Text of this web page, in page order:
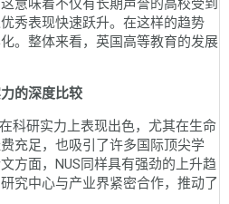
意味着不仅有长期声誉的高校受到
秀表现快速跃升。在这样的趋势
。整体来看，英国高等教育的发展
的深度比较
研实力上表现出色，尤其在生命
充足，也吸引了许多国际顶尖学
方面，NUS同样具有强劲的上升趋
究中心与产业界紧密合作，推动了